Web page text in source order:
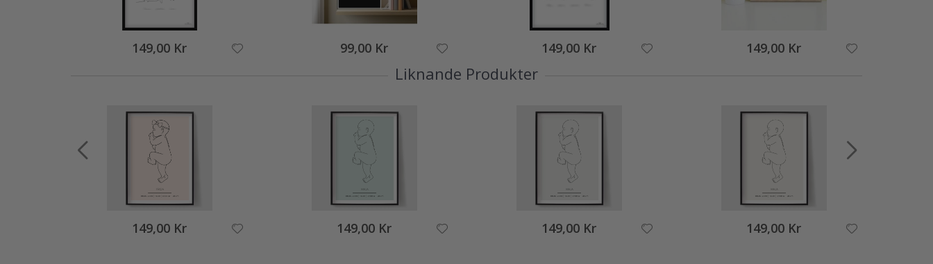
149,00 Kr 99,00 Kr 149,00 Kr 149,00 Kr
Liknande Produkter
149,00 Kr 149,00 Kr 149,00 Kr 149,00 Kr